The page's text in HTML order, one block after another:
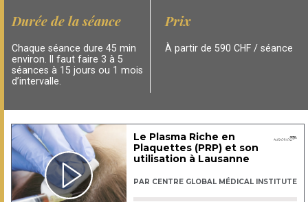
Durée de la séance
Chaque séance dure 45 min
environ. Il faut faire 3 à 5
séances à 15 jours ou 1 mois
d’intervalle.
Prix
À partir de 590 CHF / séance